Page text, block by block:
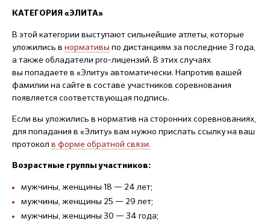
КАТЕГОРИЯ «ЭЛИТА»
В этой категории выступают сильнейшие атлеты, которые
уложились в нормативы по дистанциям за последние 3 года,
а также обладатели pro-лицензий. В этих случаях
вы попадаете в «Элиту» автоматически. Напротив вашей
фамилии на сайте в составе участников соревнования
появляется соответствующая подпись.
Если вы уложились в норматив на сторонних соревнованиях,
для попадания в «Элиту» вам нужно прислать ссылку на ваш
протокол в форме обратной связи.
Возрастные группы участников:
мужчины, женщины 18 — 24 лет;
мужчины, женщины 25 — 29 лет;
мужчины, женщины 30 — 34 года;